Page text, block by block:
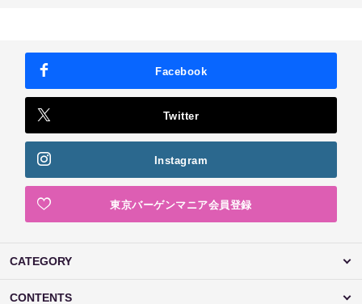
Facebook
Twitter
Instagram
東京バーゲンマニア会員登録
CATEGORY
CONTENTS